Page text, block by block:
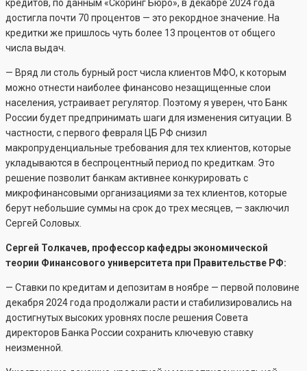
кредитов, по данным «Скоринг Бюро», в декабре 2024 года
достигла почти 70 процентов — это рекордное значение. На
кредитки же пришлось чуть более 13 процентов от общего
числа выдач.
— Вряд ли столь бурный рост числа клиентов МФО, к которым
можно отнести наиболее финансово незащищенные слои
населения, устраивает регулятор. Поэтому я уверен, что Банк
России будет предпринимать шаги для изменения ситуации. В
частности, с первого февраля ЦБ РФ снизил
макропруденциальные требования для тех клиентов, которые
укладываются в беспроцентный период по кредиткам. Это
решение позволит банкам активнее конкурировать с
микрофинансовыми организациями за тех клиентов, которые
берут небольшие суммы на срок до трех месяцев, — заключил
Сергей Соловых.
Сергей Толкачев, профессор кафедры экономической
теории Финансового университета при Правительстве РФ:
— Ставки по кредитам и депозитам в ноябре — первой половине
декабря 2024 года продолжали расти и стабилизировались на
достигнутых высоких уровнях после решения Совета
директоров Банка России сохранить ключевую ставку
неизменной.